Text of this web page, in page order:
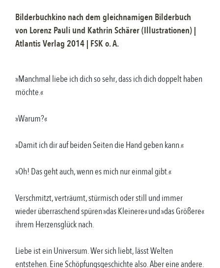
Bilderbuchkino nach dem gleichnamigen Bilderbuch
von Lorenz Pauli und Kathrin Schärer (Illustrationen) |
Atlantis Verlag 2014 | FSKo. A.
»Manchmal liebe ich dich so sehr, dass ich dich doppelt haben
möchte.«
»Warum?«
»Damit ich dir auf beiden Seiten die Hand geben kann.«
»Oh! Das geht auch, wenn es mich nur einmal gibt.«
Verschmitzt, verträumt, stürmisch oder still und immer
wieder überraschend spüren »das Kleinere« und »das Größere«
ihrem Herzensglück nach.
Liebe ist ein Universum. Wer sich liebt, lässt Welten
entstehen. Eine Schöpfungsgeschichte also. Aber eine andere.